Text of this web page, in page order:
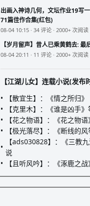
出画入神诗几何，文坛作业19写
71篇佳作合集(红包)
08-04 10:15 · 34 评论 · 2000+ 次阅读
【岁月留声】昔人已乘黄鹤去: 最
08-04 20:11 · 11 评论 · 2000+ 次阅读
【江湖儿女】连载小说(发布
【散宜生】：《情之所归》
【克里木】：《谁是凶手
【花之物语】：《花之物
【极光落尽】：《断线的风
【ads030828】：《三教
说
【且听风吟】：《涿鹿之